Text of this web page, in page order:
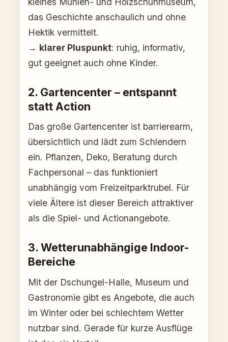
das Geschichte anschaulich und ohne
Hektik vermittelt.
→ klarer Pluspunkt: ruhig, informativ,
gut geeignet auch ohne Kinder.
2. Gartencenter – entspannt
statt Action
Das große Gartencenter ist barrierearm,
übersichtlich und lädt zum Schlendern
ein. Pflanzen, Deko, Beratung durch
Fachpersonal – das funktioniert
unabhängig vom Freizeitparktrubel. Für
viele Ältere ist dieser Bereich attraktiver
als die Spiel- und Actionangebote.
3. Wetterunabhängige Indoor-
Bereiche
Mit der Dschungel-Halle, Museum und
Gastronomie gibt es Angebote, die auch
im Winter oder bei schlechtem Wetter
nutzbar sind. Gerade für kurze Ausflüge